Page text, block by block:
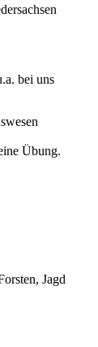
bei uns
Übung.
Jagd